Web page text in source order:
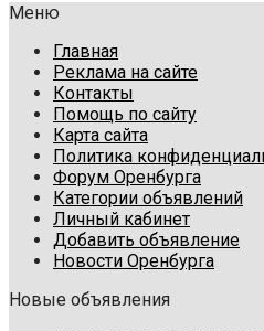
Меню
Главная
Реклама на сайте
Контакты
Помощь по сайту
Карта сайта
Политика
Форум Оренбурга
Категории объявлений
Личный кабинет
Добавить объявление
Новости Оренбурга
Новые объявления